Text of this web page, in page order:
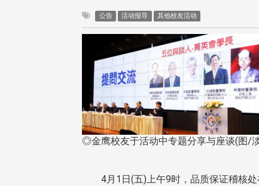
公告 活动报导 其他校友活动
◎金鹰校友于活动中专题分享与座谈(图/
4月1日(五)上午9时，品质保证稽核处